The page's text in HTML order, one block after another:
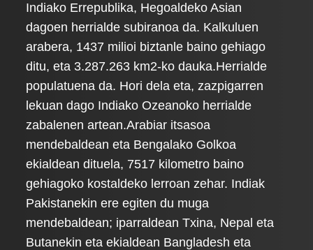
Indiako Errepublika, Hegoaldeko Asian
dagoen herrialde subiranoa da. Kalkuluen
arabera, 1437 milioi biztanle baino gehiago
ditu, eta 3.287.263 km2-ko dauka.Herrialde
populatuena da. Hori dela eta, zazpigarren
lekuan dago Indiako Ozeanoko herrialde
zabalenen artean.Arabiar itsasoa
mendebaldean eta Bengalako Golkoa
ekialdean dituela, 7517 kilometro baino
gehiagoko kostaldeko lerroan zehar. Indiak
Pakistanekin ere egiten du muga
mendebaldean; iparraldean Txina, Nepal eta
Butanekin eta ekialdean Bangladesh eta